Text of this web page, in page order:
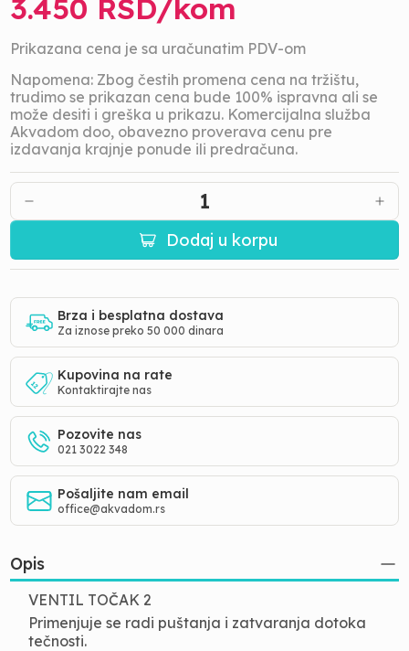
3.450 RSD/kom
Prikazana cena je sa uračunatim PDV-om
Napomena: Zbog čestih promena cena na tržištu,
trudimo se prikazan cena bude 100% ispravna ali se
može desiti i greška u prikazu. Komercijalna služba
Akvadom doo, obavezno proverava cenu pre
izdavanja krajnje ponude ili predračuna.
1
Dodaj u korpu
Brza i besplatna dostava
Za iznose preko 50 000 dinara
Kupovina na rate
Kontaktirajte nas
Pozovite nas
021 3022 348
Pošaljite nam email
office@akvadom.rs
Opis
VENTIL TOČAK 2
Primenjuje se radi puštanja i zatvaranja dotoka
tečnosti.